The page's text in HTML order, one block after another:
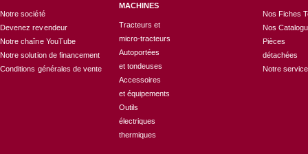
Notre société
Devenez revendeur
Notre chaîne YouTube
Notre solution de financement
Conditions générales de vente
MACHINES
Tracteurs et
micro-tracteurs
Autoportées
et tondeuses
Accessoires
et équipements
Outils
électriques
thermiques
Nos Fiches
Nos
Pièces
détachées
Notre